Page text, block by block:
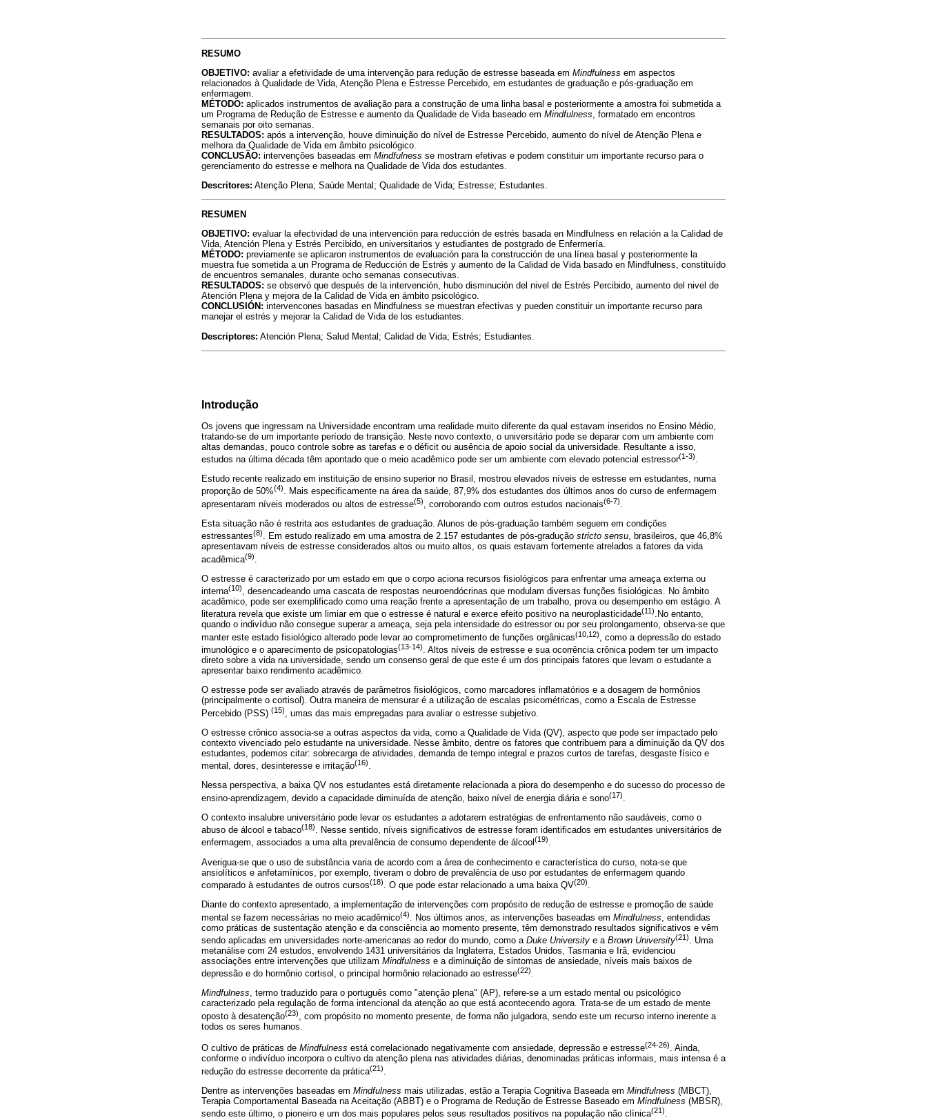
RESUMO
OBJETIVO: avaliar a efetividade de uma intervenção para redução de estresse baseada em Mindfulness em aspectos
relacionados à Qualidade de Vida, Atenção Plena e Estresse Percebido, em estudantes de graduação e pós-graduação em
enfermagem.
MÉTODO: aplicados instrumentos de avaliação para a construção de uma linha basal e posteriormente a amostra foi submetida a
um Programa de Redução de Estresse e aumento da Qualidade de Vida baseado em Mindfulness , formatado em encontros
semanais por oito semanas.
RESULTADOS: após a intervenção, houve diminuição do nível de Estresse Percebido, aumento do nível de Atenção Plena e
melhora da Qualidade de Vida em âmbito psicológico.
CONCLUSÃO: intervenções baseadas em Mindfulness se mostram efetivas e podem constituir um importante recurso para o
gerenciamento do estresse e melhora na Qualidade de Vida dos estudantes.
Descritores: Atenção Plena; Saúde Mental; Qualidade de Vida; Estresse; Estudantes.
RESUMEN
OBJETIVO: evaluar la efectividad de una intervención para reducción de estrés basada en Mindfulness en relación a la Calidad de
Vida, Atención Plena y Estrés Percibido, en universitarios y estudiantes de postgrado de Enfermería.
MÉTODO: previamente se aplicaron instrumentos de evaluación para la construcción de una línea basal y posteriormente la
muestra fue sometida a un Programa de Reducción de Estrés y aumento de la Calidad de Vida basado en Mindfulness, constituído
de encuentros semanales, durante ocho semanas consecutivas.
RESULTADOS: se observó que después de la intervención, hubo disminución del nivel de Estrés Percibido, aumento del nivel de
Atención Plena y mejora de la Calidad de Vida en ámbito psicológico.
CONCLUSIÓN: intervencones basadas en Mindfulness se muestran efectivas y pueden constituir un importante recurso para
manejar el estrés y mejorar la Calidad de Vida de los estudiantes.
Descriptores: Atención Plena; Salud Mental; Calidad de Vida; Estrés; Estudiantes.
Introdução
Os jovens que ingressam na Universidade encontram uma realidade muito diferente da qual estavam inseridos no Ensino Médio,
tratando-se de um importante período de transição. Neste novo contexto, o universitário pode se deparar com um ambiente com
altas demandas, pouco controle sobre as tarefas e o déficit ou ausência de apoio social da universidade. Resultante a isso,
estudos na última década têm apontado que o meio acadêmico pode ser um ambiente com elevado potencial estressor(1-3)
Estudo recente realizado em instituição de ensino superior no Brasil, mostrou elevados níveis de estresse em estudantes, numa
proporção de 50%(4). Mais especificamente na área da saúde, 87,9% dos estudantes dos últimos anos do curso de enfermagem
apresentaram níveis moderados ou altos de estresse(5) , corroborando com outros estudos nacionais(6-7)
Esta situação não é restrita aos estudantes de graduação. Alunos de pós-graduação também seguem em condições
estressantes(8). Em estudo realizado em uma amostra de 2.157 estudantes de pós-gradução stricto sensu, brasileiros, que 46,8%
apresentavam níveis de estresse considerados altos ou muito altos, os quais estavam fortemente atrelados a fatores da vida
acadêmica(9)
O estresse é caracterizado por um estado em que o corpo aciona recursos fisiológicos para enfrentar uma ameaça externa ou
interna(10), desencadeando uma cascata de respostas neuroendócrinas que modulam diversas funções fisiológicas. No âmbito
acadêmico, pode ser exemplificado como uma reação frente a apresentação de um trabalho, prova ou desempenho em estágio. A
literatura revela que existe um limiar em que o estresse é natural e exerce efeito positivo na neuroplasticidade(11).No entanto,
quando o indivíduo não consegue superar a ameaça, seja pela intensidade do estressor ou por seu prolongamento, observa-se que
manter este estado fisiológico alterado pode levar ao comprometimento de funções orgânicas(10,12)
, como a depressão do estado
imunológico e o aparecimento de psicopatologias(13-14). Altos níveis de estresse e sua ocorrência crônica podem ter um impacto
direto sobre a vida na universidade, sendo um consenso geral de que este é um dos principais fatores que levam o estudante a
apresentar baixo rendimento acadêmico.
O estresse pode ser avaliado através de parâmetros fisiológicos, como marcadores inflamatórios e a dosagem de hormônios
(principalmente o cortisol). Outra maneira de mensurar é a utilização de escalas psicométricas, como a Escala de Estresse
Percebido (PSS) (15)
, umas das mais empregadas para avaliar o estresse subjetivo.
O estresse crônico associa-se a outras aspectos da vida, como a Qualidade de Vida (QV), aspecto que pode ser impactado pelo
contexto vivenciado pelo estudante na universidade. Nesse âmbito, dentre os fatores que contribuem para a diminuição da QV dos
estudantes, podemos citar: sobrecarga de atividades, demanda de tempo integral e prazos curtos de tarefas, desgaste físico e
mental, dores, desinteresse e irritação(16).
Nessa perspectiva, a baixa QV nos estudantes está diretamente relacionada a piora do desempenho e do sucesso do processo de
ensino-aprendizagem, devido a capacidade diminuída de atenção, baixo nível de energia diária e sono(17)
O contexto insalubre universitário pode levar os estudantes a adotarem estratégias de enfrentamento não saudáveis, como o
abuso de álcool e tabaco(18). Nesse sentido, níveis significativos de estresse foram identificados em estudantes universitários de
enfermagem, associados a uma alta prevalência de consumo dependente de álcool (19).
Averigua-se que o uso de substância varia de acordo com a área de conhecimento e característica do curso, nota-se que
ansiolíticos e anfetamínicos, por exemplo, tiveram o dobro de prevalência de uso por estudantes de enfermagem quando
comparado à estudantes de outros cursos(18) . O que pode estar relacionado a uma baixa QV(20)
Diante do contexto apresentado, a implementação de intervenções com propósito de redução de estresse e promoção de saúde
mental se fazem necessárias no meio acadêmico(4) . Nos últimos anos, as intervenções baseadas em Mindfulness , entendidas
como práticas de sustentação atenção e da consciência ao momento presente, têm demonstrado resultados significativos e vêm
sendo aplicadas em universidades norte-americanas ao redor do mundo, como a Duke University e a Brown University(21)
. Uma
metanálise com 24 estudos, envolvendo 1431 universitários da Inglaterra, Estados Unidos, Tasmania e Irã, evidenciou
associações entre intervenções que utilizam Mindfulness e a diminuição de sintomas de ansiedade, níveis mais baixos de
depressão e do hormônio cortisol, o principal hormônio relacionado ao estresse(22).
Mindfulness, termo traduzido para o português como "atenção plena" (AP), refere-se a um estado mental ou psicológico
caracterizado pela regulação de forma intencional da atenção ao que está acontecendo agora. Trata-se de um estado de mente
oposto à desatenção(23)
, com propósito no momento presente, de forma não julgadora, sendo este um recurso interno inerente a
todos os seres humanos.
O cultivo de práticas de Mindfulness está correlacionado negativamente com ansiedade, depressão e estresse(24-26). Ainda,
conforme o indivíduo incorpora o cultivo da atenção plena nas atividades diárias, denominadas práticas informais, mais intensa é a
redução do estresse decorrente da prática(21)
Dentre as intervenções baseadas em Mindfulness mais utilizadas, estão a Terapia Cognitiva Baseada em Mindfulness (MBCT),
Terapia Comportamental Baseada na Aceitação (ABBT) e o Programa de Redução de Estresse Baseado em Mindfulness (MBSR),
sendo este último, o pioneiro e um dos mais populares pelos seus resultados positivos na população não clínica(21).